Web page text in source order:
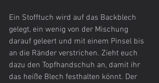
Ein Stofftuch wird auf das Backblech
gelegt, ein wenig von der Mischung
darauf geleert und mit einem Pinsel bis
an die Ränder verstrichen. Zieht euch
dazu den Topfhandschuh an, damit ihr
das heiße Blech festhalten könnt. Der